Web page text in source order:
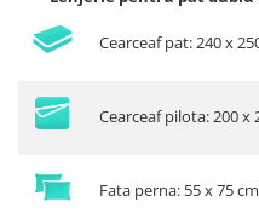
Cearceaf pat: 240 x
Cearceaf pilota: 200 x
Fata perna: 55 x 75